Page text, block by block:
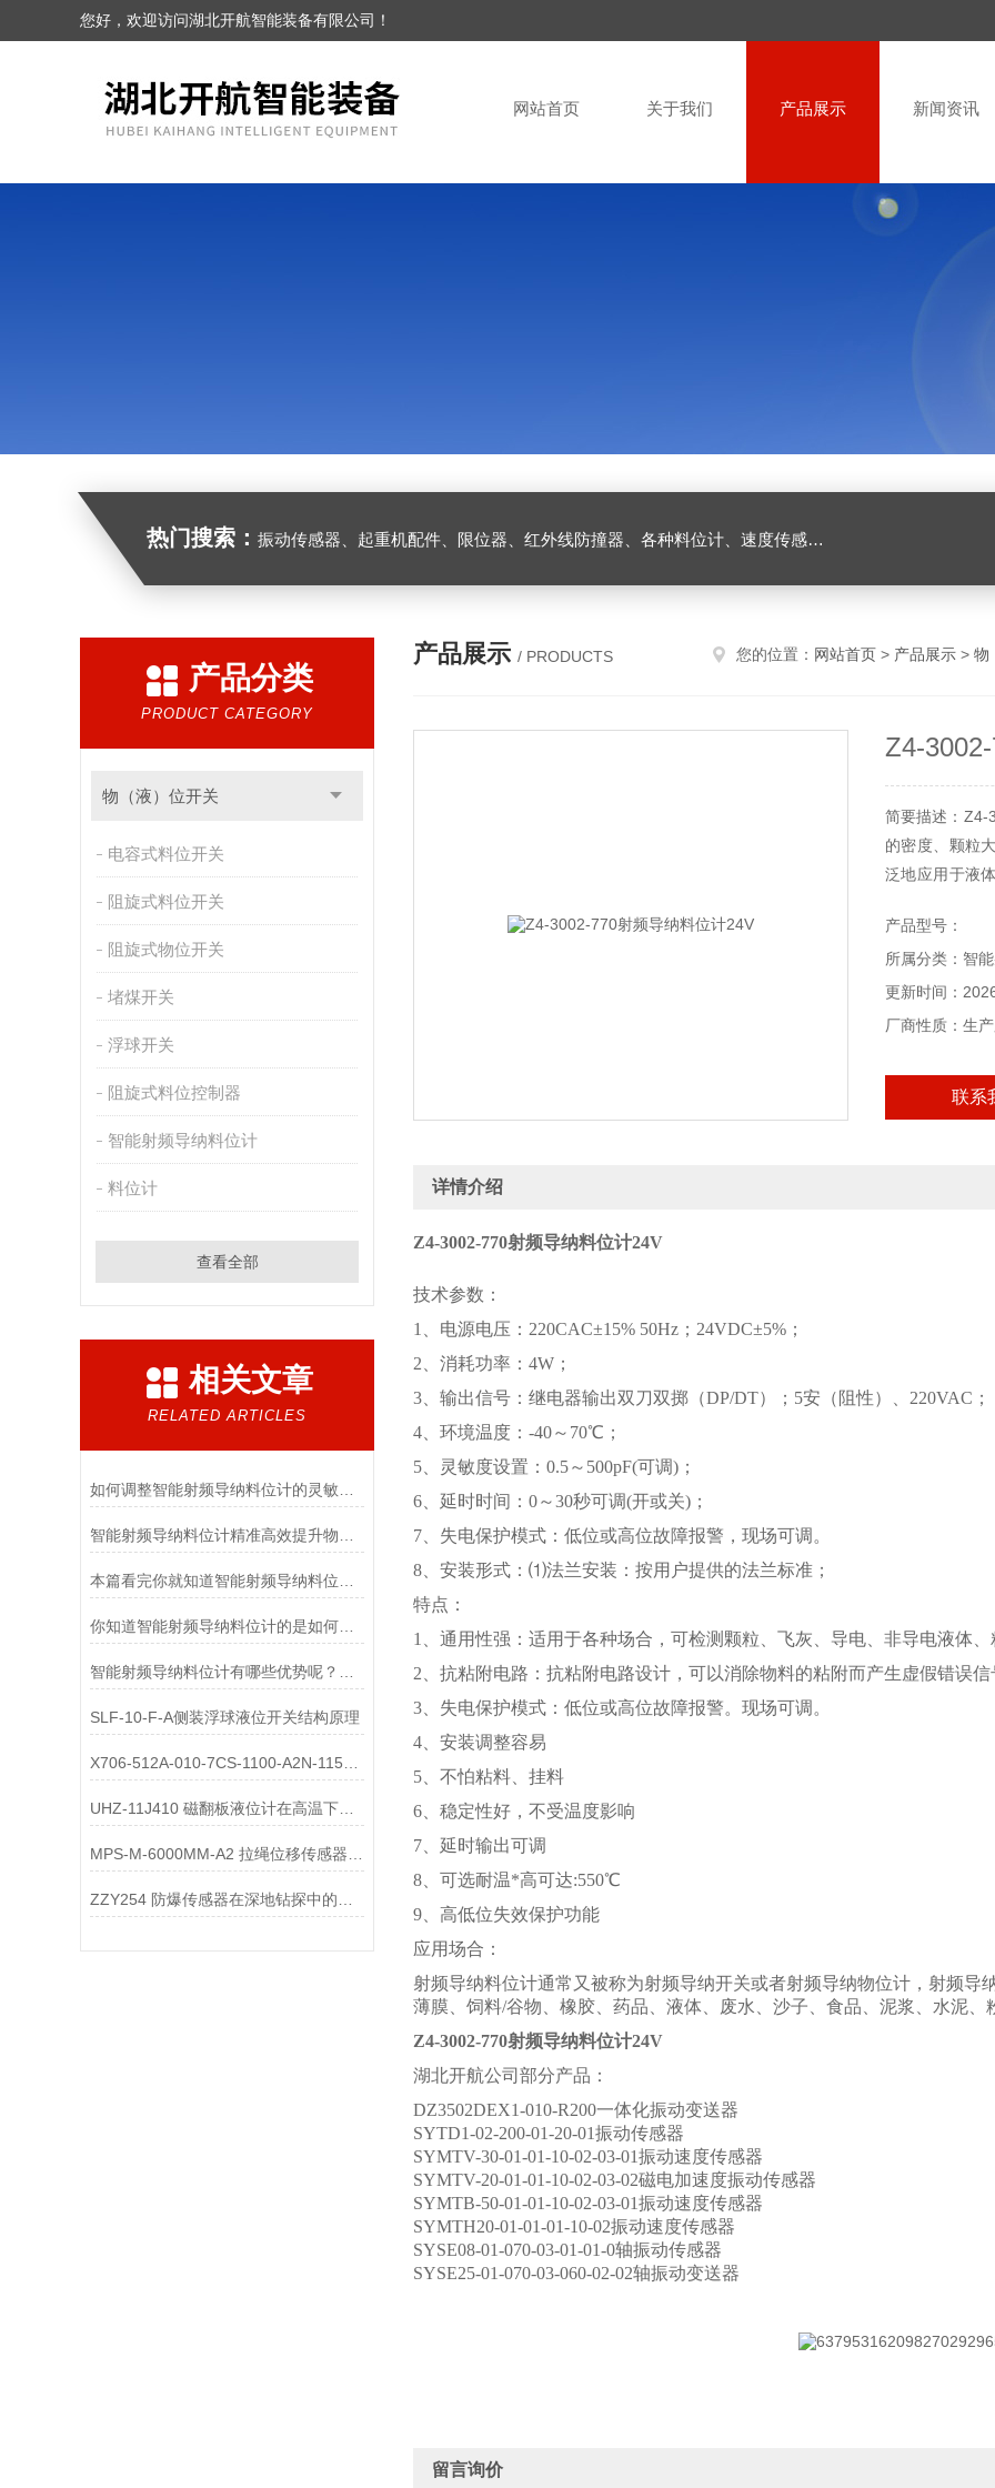
您好，欢迎访问湖北开航智能装备有限公司！
网站首页 关于我们 产品展示 新闻资讯
热门搜索： 振动传感器、起重机配件、限位器、红外线防撞器、各种料位计、速度传感器、堵煤开关等
产品分类
PRODUCT CATEGORY
物（液）位开关
电容式料位开关
阻旋式料位开关
阻旋式物位开关
堵煤开关
浮球开关
阻旋式料位控制器
智能射频导纳料位计
料位计
查看全部
相关文章
RELATED ARTICLES
你知道智能射频导纳料位计的是如何运行的么
SLF-10-F-A侧装浮球液位开关结构原理
UHZ-11J410 磁翻板液位计在高温下如何进行预防性维护？
产品展示 / PRODUCTS 您的位置： 网站首页 > 产品展示 > 物
Z4-
简要描述：Z4-
的密度、颗粒
泛地应用于液
产品型号：
所属分类：智
更新时间：
厂商性质：生
联系
详情介绍
Z4-3002-770射频导纳料位计24V
技术参数：
1、电源电压：220CAC±15% 50Hz；24VDC±5%；
2、消耗功率：4W；
3、输出信号：继电器输出双刀双掷（DP/DT）；5安（阻性）、220VAC；
4、环境温度：-40～70℃；
5、灵敏度设置：0.5～500pF(可调)；
6、延时时间：0～30秒可调(开或关)；
7、失电保护模式：低位或高位故障报警，现场可调。
8、安装形式：⑴法兰安装：按用户提供的法兰标准；
特点：
1、通用性强：适用于各种场合，可检测颗粒、飞灰、导电、非导电液体、
2、抗粘附电路：抗粘附电路设计，可以消除物料的粘附而产生虚假错误信
3、失电保护模式：低位或高位故障报警。现场可调。
4、安装调整容易
5、不怕粘料、挂料
6、稳定性好，不受温度影响
7、延时输出可调
8、可选耐温*高可达:550℃
9、高低位失效保护功能
应用场合：
射频导纳料位计通常又被称为射频导纳开关或者射频导纳物位计，射频导
薄膜、饲料/谷物、橡胶、药品、液体、废水、沙子、食品、泥浆、水泥、
Z4-3002-770射频导纳料位计24V
湖北开航公司部分产品：
DZ3502DEX1-010-R200一体化振动变送器
SYTD1-02-200-01-20-01振动传感器
SYMTV-30-01-01-10-02-03-01振动速度传感器
SYMTV-20-01-01-10-02-03-02磁电加速度振动传感器
SYMTB-50-01-01-10-02-03-01振动速度传感器
SYMTH20-01-01-01-10-02振动速度传感器
SYSE08-01-070-03-01-01-0轴振动传感器
SYSE25-01-070-03-060-02-02轴振动变送器
留言询价